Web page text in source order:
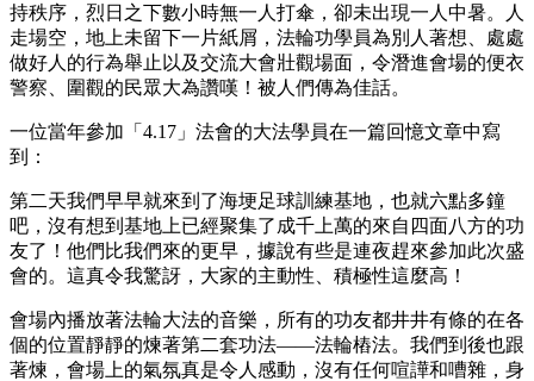
持秩序，烈日之下數小時無一人打傘，卻未出現一人中暑。人
走場空，地上未留下一片紙屑，法輪功學員為別人著想、處處
做好人的行為舉止以及交流大會壯觀場面，令潛進會場的便衣
警察、圍觀的民眾大為讚嘆！被人們傳為佳話。
一位當年參加「4.17」法會的大法學員在一篇回憶文章中寫
到：
第二天我們早早就來到了海埂足球訓練基地，也就六點多鐘
吧，沒有想到基地上已經聚集了成千上萬的來自四面八方的功
友了！他們比我們來的更早，據說有些是連夜趕來參加此次盛
會的。這真令我驚訝，大家的主動性、積極性這麼高！
會場內播放著法輪大法的音樂，所有的功友都井井有條的在各
個的位置靜靜的煉著第二套功法——法輪樁法。我們到後也跟
著煉，會場上的氣氛真是令人感動，沒有任何喧譁和嘈雜，身